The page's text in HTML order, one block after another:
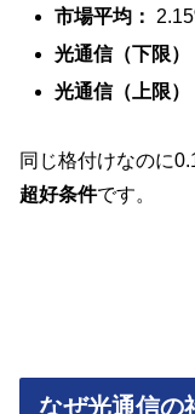
市場平均：
光通信（下限）
光通信（上限）
同じ格付けなのに
超好条件です。
なぜ光通信の